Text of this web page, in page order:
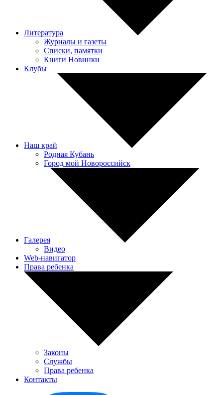
Литература
Журналы и газеты
Списки, памятки
Книги Новинки
Клубы
Наш край
Родная Кубань
Город мой Новороссийск
Галерея
Видео
Web-навигатор
Права ребенка
Законы
Службы
Права ребенка
Контакты